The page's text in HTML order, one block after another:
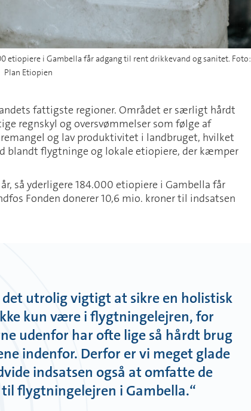
etiopiere i Gambella får adgang til rent drikkevand og sanitet. Foto:
Plan Etiopien
fattigste regioner. Området er særligt hårdt
regnskyl og oversvømmelser som følge af
og lav produktivitet i landbruget, hvilket
blandt flygtninge og lokale etiopiere, der kæmper
så yderligere 184.000 etiopiere i Gambella får
Fonden donerer 10,6 mio. kroner til indsatsen
det utrolig vigtigt at sikre en holistisk
kun være i flygtningelejren, for
udenfor har ofte lige så hårdt brug
indenfor. Derfor er vi meget glade
indsatsen også at omfatte de
flygtningelejren i Gambella.“